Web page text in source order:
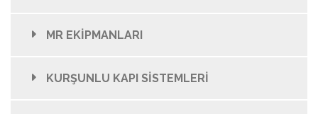
MR EKİPMANLARI
KURŞUNLU KAPI SİSTEMLERİ